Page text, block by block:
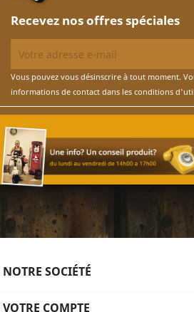
Recevez nos offres spéciales
Vous pouvez vous désinscrire à tout moment.
informations de contact dans les conditions
NOTRE SOCIÉTÉ
VOTRE COMPTE